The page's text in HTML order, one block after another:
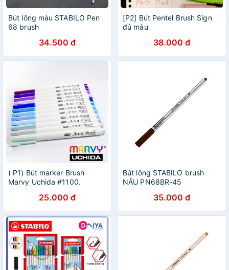
Bút lông màu STABILO Pen
68 brush
34.500 đ
[P2] Bút Pentel Brush Sign
đủ màu
38.000 đ
( P1) Bút marker Brush
Marvy Uchida #1100.
25.000 đ
Bút lông STABILO brush
NÂU PN68BR-45
35.000 đ